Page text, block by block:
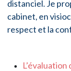
distanciel. Je
cabinet, en
respect et la